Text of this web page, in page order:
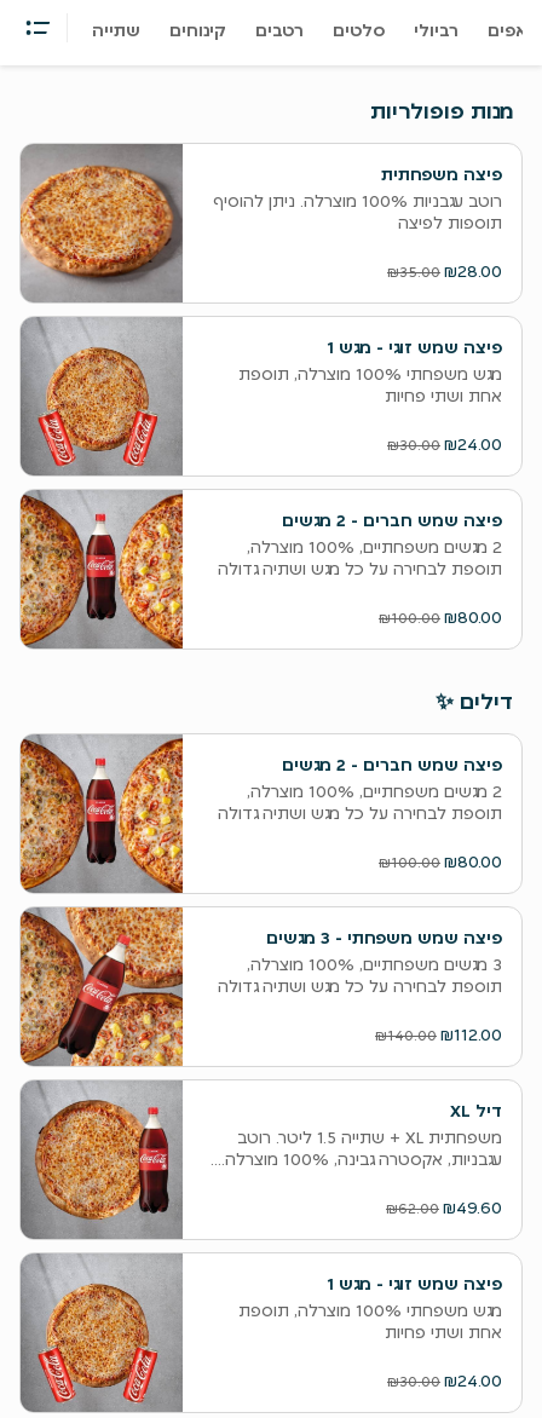
מאפים רביולי סלטים רטבים קינוחים שתייה
מנות פופולריות
פיצה משפחתית
רוטב עגבניות 100% מוצרלה. ניתן להוסיף
תוספות לפיצה
₪28.00
₪35.00
פיצה שמש זוגי - מגש 1
מגש משפחתי 100% מוצרלה, תוספת
אחת ושתי פחיות
₪24.00
₪30.00
פיצה שמש חברים - 2 מגשים
‫2 מגשים משפחתיים, 100% מוצרלה,
תוספת לבחירה על כל מגש ושתיה גדולה
₪80.00
₪100.00
דילים ✨
פיצה שמש חברים - 2 מגשים
‫2 מגשים משפחתיים, 100% מוצרלה,
תוספת לבחירה על כל מגש ושתיה גדולה
₪80.00
₪100.00
פיצה שמש משפחתי - 3 מגשים
‫3 מגשים משפחתיים, 100% מוצרלה,
תוספת לבחירה על כל מגש ושתיה גדולה
₪112.00
₪140.00
דיל XL
משפחתית XL + שתייה 1.5 ליטר. רוטב
עגבניות, אקסטרה גבינה, 100% מוצרלה....
₪49.60
₪62.00
פיצה שמש זוגי - מגש 1
מגש משפחתי 100% מוצרלה, תוספת
אחת ושתי פחיות
₪24.00
₪30.00